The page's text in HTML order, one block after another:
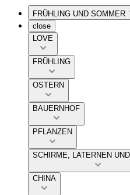
FRÜHLING UND SOMMER
close
LOVE
FRÜHLING
OSTERN
BAUERNHOF
PFLANZEN
SCHIRME, LATERNEN
CHINA